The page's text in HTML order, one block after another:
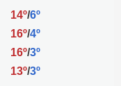
14º/6º
16º/4º
16º/3º
13º/3º